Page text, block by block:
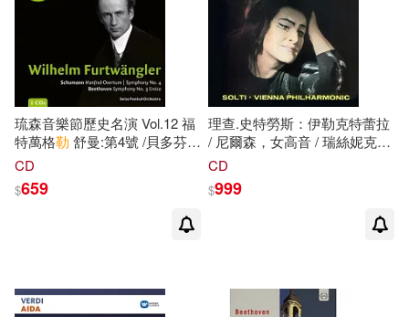
琉森音樂節歷史名演 Vol.12 福
特萬格勒 舒曼:第4號 /貝多芬:
第3號交響曲 (2CD)(Lucerne
Vol. XII Furtwangler /
CD
$659
理查.史特勞斯：伊勒克特蕾拉
/ 尼爾森，女高音 / 瑞絲妮克、
柯利爾 蕭提 指揮 維也納愛樂
(R. Strauss – Elektra 2CD +
BD audio / Nilsson / Resnik /
Collier Wiener Philharmoniker /
CD
$999